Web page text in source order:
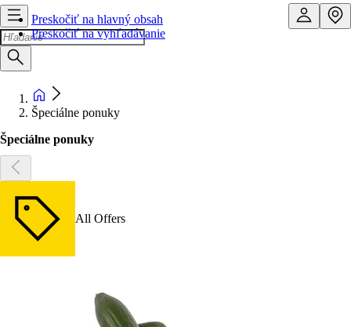
Preskočiť na hlavný obsah
Preskočiť na vyhľadávanie
Špeciálne ponuky
Špeciálne ponuky
All Offers